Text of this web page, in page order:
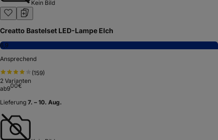
Kein Bild
Creatto Bastelset LED-Lampe Elch
6,9
Ansprechend
(159)
2 Varianten
ab900€
Lieferung 7. – 10. Aug.